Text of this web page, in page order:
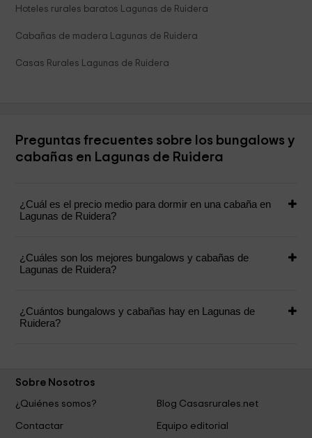
Hoteles rurales baratos Lagunas de Ruidera
Cabañas de madera Lagunas de Ruidera
Casas Rurales Lagunas de Ruidera
Preguntas frecuentes sobre los bungalows y
cabañas en Lagunas de Ruidera
¿Cuál es el precio medio para dormir en una cabaña en
Lagunas de Ruidera?
¿Cuáles son los mejores bungalows y cabañas de
Lagunas de Ruidera?
¿Cuántos bungalows y cabañas hay en Lagunas de
Ruidera?
Sobre Nosotros
¿Quiénes somos?
Blog Casasrurales.net
Contactar
Equipo editorial